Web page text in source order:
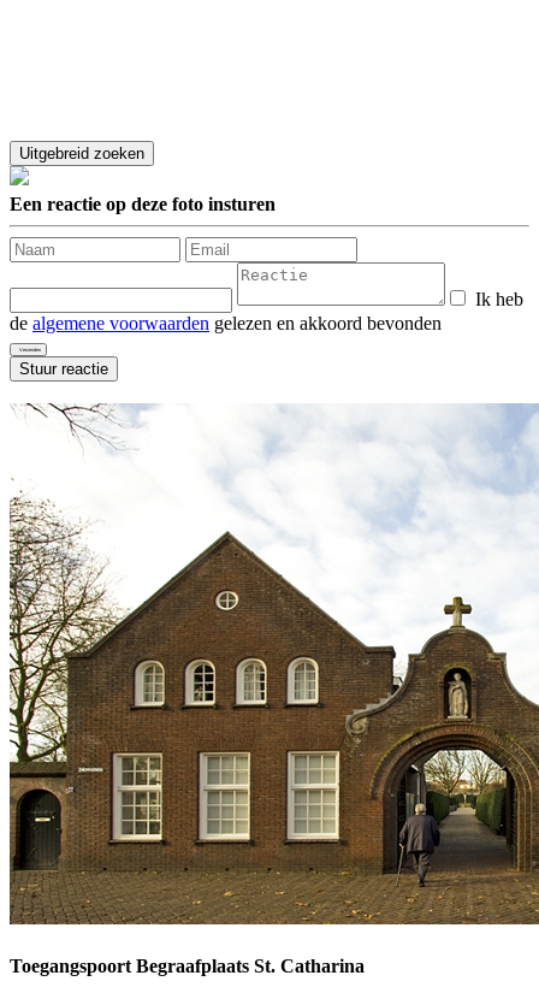
Een reactie op deze foto insturen
Ik heb
de algemene voorwaarden gelezen en akkoord bevonden
Toegangspoort Begraafplaats St. Catharina